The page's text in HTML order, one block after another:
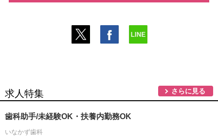
求人特集 さらに見る
歯科助手/未経験OK・扶養内勤務OK
いなかず歯科